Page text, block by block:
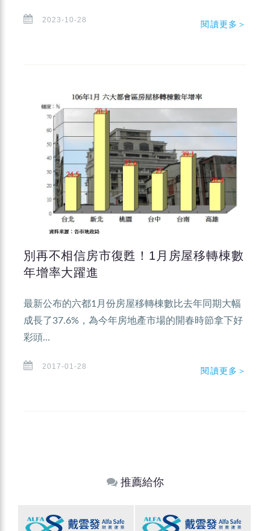
2023-10-28 閱讀更多＞
別再不相信房市復甦！1月房屋移轉棟數
年增率大躍進
最新公布的六都1月份房屋移轉棟數比去年同期大幅
成長了37.6%，為今年房地產市場的開春時節拿下好
彩頭...
2017-01-28 閱讀更多＞
推薦給你